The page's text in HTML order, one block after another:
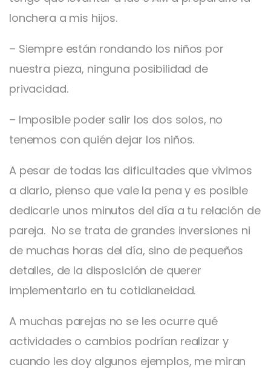
lonchera a mis hijos.
– Siempre están rondando los niños por
nuestra pieza, ninguna posibilidad de
privacidad.
– Imposible poder salir los dos solos, no
tenemos con quién dejar los niños.
A pesar de todas las dificultades que vivimos
a diario, pienso que vale la pena y es posible
dedicarle unos minutos del día a tu relación de
pareja. No se trata de grandes inversiones ni
de muchas horas del día, sino de pequeños
detalles, de la disposición de querer
implementarlo en tu cotidianeidad.
A muchas parejas no se les ocurre qué
actividades o cambios podrían realizar y
cuando les doy algunos ejemplos, me miran